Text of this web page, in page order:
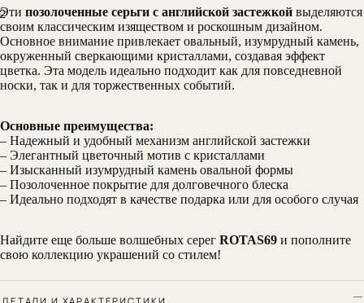
Эти позолоченные серьги с английской застежкой выделяются
своим классическим изяществом и роскошным дизайном.
Основное внимание привлекает овальный, изумрудный камень,
окруженный сверкающими кристаллами, создавая эффект
цветка. Эта модель идеально подходит как для повседневной
носки, так и для торжественных событий.
Основные преимущества:
– Надежный и удобный механизм английской застежки
– Элегантный цветочный мотив с кристаллами
– Изысканный изумрудный камень овальной формы
– Позолоченное покрытие для долговечного блеска
– Идеально подходят в качестве подарка или для особого случая
Найдите еще больше волшебных серег ROTAS69 и пополните
свою коллекцию украшений со стилем!